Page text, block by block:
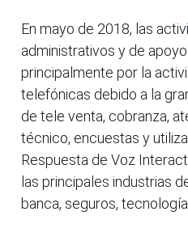
En mayo de 2018, las
administrativos y de
principalmente por la
telefónicas debido a la
de tele venta, cobranza,
técnico, encuestas y
Respuesta de Voz
las principales industrias
banca, seguros, tecnología